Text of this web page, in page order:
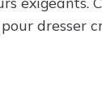
dresser